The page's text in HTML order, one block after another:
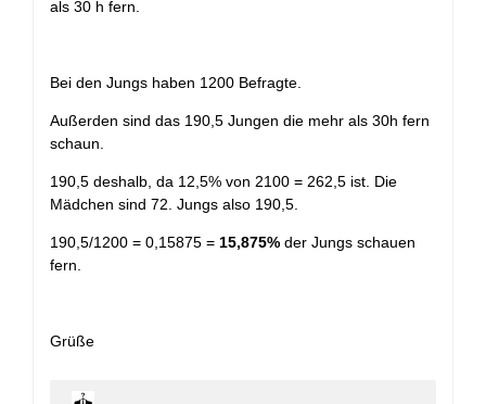
als 30 h fern.
Bei den Jungs haben 1200 Befragte.
Außerden sind das 190,5 Jungen die mehr als 30h fern
schaun.
190,5 deshalb, da 12,5% von 2100 = 262,5 ist. Die
Mädchen sind 72. Jungs also 190,5.
190,5/1200 = 0,15875 = 15,875% der Jungs schauen
fern.
Grüße